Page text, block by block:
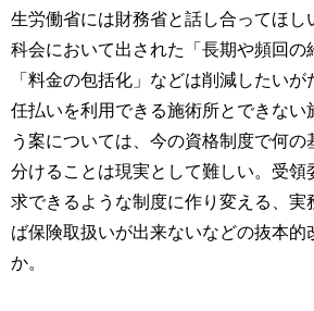
生労働省には財務省と話し合ってほし
科会において出された「長期や頻回の
「料金の包括化」などは削減したい
任払いを利用できる施術所とできない
う案については、今の資格制度で何の
分けることは現実として難しい。受領
求できるような制度に作り変える、実
ば保険取扱いが出来ないなどの抜本的
か。